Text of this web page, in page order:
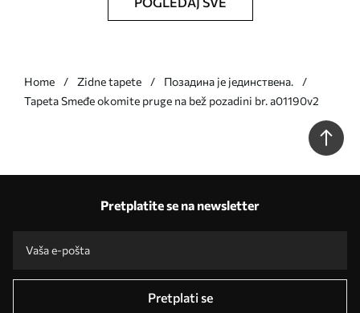
Home Zidne tapete
Позадина је јединствена.
Tapeta Smeđe okomite pruge na bež pozadini br. a01190v2
Pretplatite se na newsletter
Pretplati se